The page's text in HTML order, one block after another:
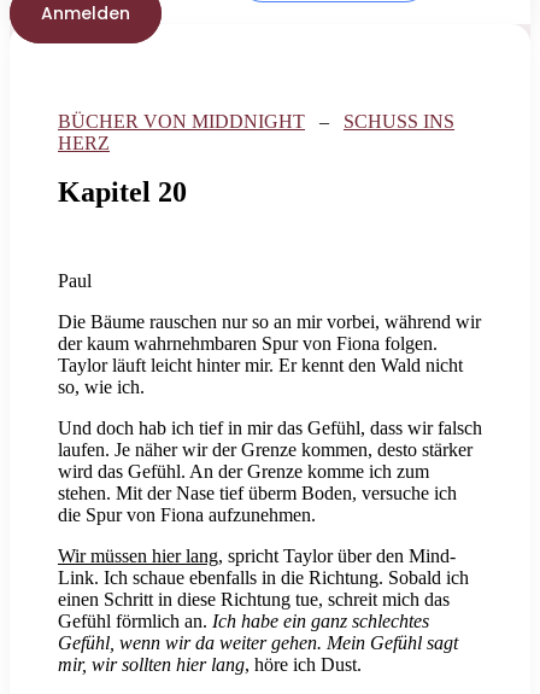
Anmelden
BÜCHER VON MIDDNIGHT – SCHUSS INS
HERZ
Kapitel 20
Paul
Die Bäume rauschen nur so an mir vorbei, während wir
der kaum wahrnehmbaren Spur von Fiona folgen.
Taylor läuft leicht hinter mir. Er kennt den Wald nicht
so, wie ich.
Und doch hab ich tief in mir das Gefühl, dass wir falsch
laufen. Je näher wir der Grenze kommen, desto stärker
wird das Gefühl. An der Grenze komme ich zum
stehen. Mit der Nase tief überm Boden, versuche ich
die Spur von Fiona aufzunehmen.
Wir müssen hier lang, spricht Taylor über den Mind-
Link. Ich schaue ebenfalls in die Richtung. Sobald ich
einen Schritt in diese Richtung tue, schreit mich das
Gefühl förmlich an. Ich habe ein ganz schlechtes
Gefühl, wenn wir da weiter gehen. Mein Gefühl sagt
mir, wir sollten hier lang, höre ich Dust.